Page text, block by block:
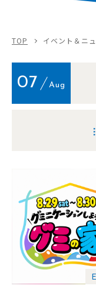
TOP イベント＆ニ
07 Aug